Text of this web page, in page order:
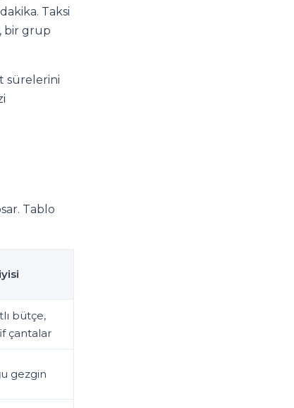
Taksi
bir grup
sürelerini
Tablo
bütçe,
çantalar
gezgin